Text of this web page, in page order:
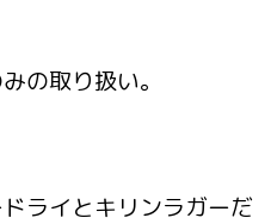
の取り扱い。
ライとキリンラガーだ